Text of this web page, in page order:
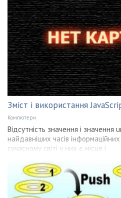
Зміст і використання
Компютери
Відсутність значення і значення
найдавніших часів інформаційних
сучасному світі у них є місце і